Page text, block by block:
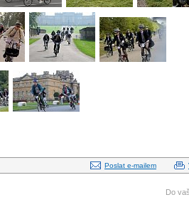
Poslat e-mailem
Do